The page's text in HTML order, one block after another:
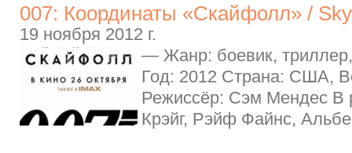
007: Координаты «Скайфолл» /
19 ноября 2012 г.
— Жанр: боевик,
Год: 2012 Страна: США,
Режиссёр: Сэм Мендес В
Крэйг, Рэйф Файнс,